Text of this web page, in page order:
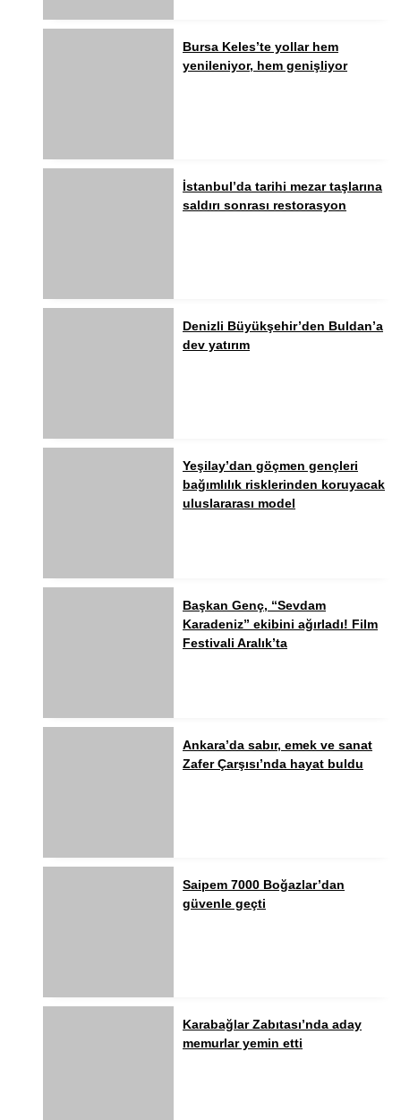
Bursa Keles’te yollar hem
yenileniyor, hem genişliyor
İstanbul’da tarihi mezar taşlarına
saldırı sonrası restorasyon
Denizli Büyükşehir’den Buldan’a
dev yatırım
Yeşilay’dan göçmen gençleri
bağımlılık risklerinden koruyacak
uluslararası model
Başkan Genç, “Sevdam
Karadeniz” ekibini ağırladı! Film
Festivali Aralık’ta
Ankara’da sabır, emek ve sanat
Zafer Çarşısı’nda hayat buldu
Saipem 7000 Boğazlar’dan
güvenle geçti
Karabağlar Zabıtası’nda aday
memurlar yemin etti